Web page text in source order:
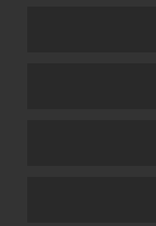
Máquina para
Picotadeira - Saco